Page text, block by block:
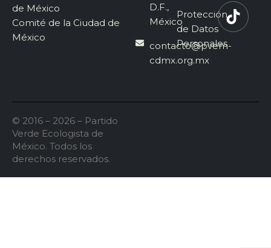
de México
Comité de la Ciudad de
México
D.F.,
México
contacto@pvem-
cdmx.org.mx
Protección
de Datos
Personales
© 2016 – 2026 – Partido
Verde Ecologista de
México. Todos los
derechos reservados.